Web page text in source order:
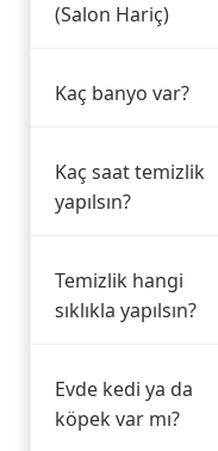
(Salon Hariç)
Kaç banyo var?
Kaç saat temizlik
yapılsın?
Temizlik hangi
sıklıkla yapılsın?
Evde kedi ya da
köpek var mı?